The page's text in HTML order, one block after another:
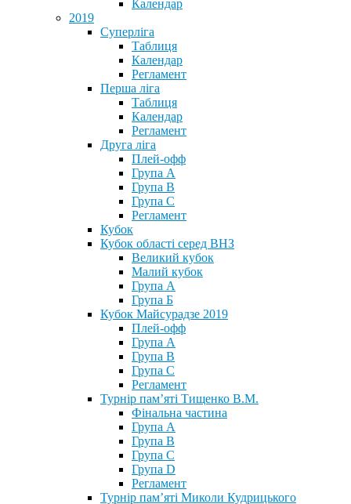
Календар
2019
Суперліга
Таблиця
Календар
Регламент
Перша ліга
Таблиця
Календар
Регламент
Друга ліга
Плей-офф
Група А
Група В
Група С
Регламент
Кубок
Кубок області серед ВНЗ
Великий кубок
Малий кубок
Група А
Група Б
Кубок Майсурадзе 2019
Плей-офф
Група А
Група В
Група С
Регламент
Турнір пам’яті Тищенко В.М.
Фінальна частина
Група А
Група В
Група С
Група D
Регламент
Турнір пам’яті Миколи Кудрицького